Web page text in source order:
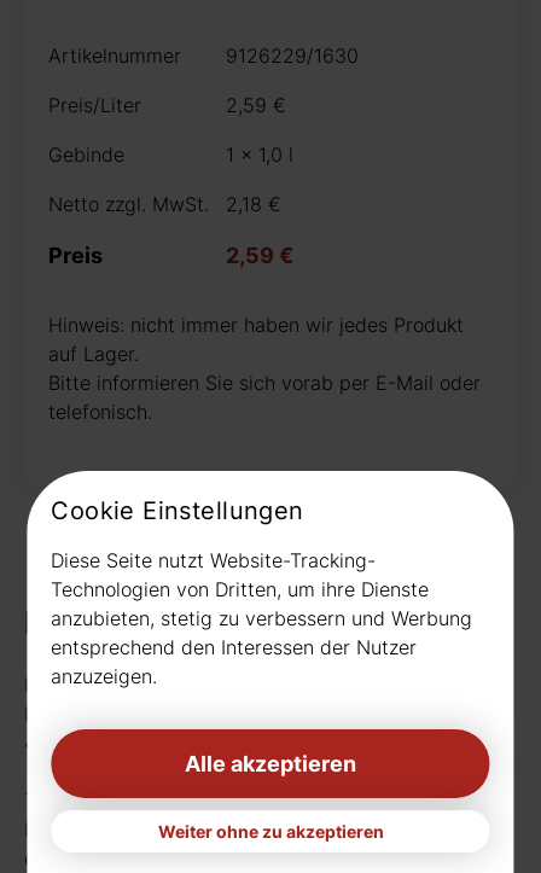
Artikelnummer 9126229/1630
Preis/Liter 2,59 €
Gebinde 1 x 1,0 l
Netto zzgl. MwSt. 2,18 €
Preis 2,59 €
Hinweis: nicht immer haben wir jedes Produkt
auf Lager.
Bitte informieren Sie sich vorab per E-Mail oder
telefonisch.
Kontakt
Rudat GmbH
Borussiastr. 26
44149 Dortmund
Telefon:0231 656677
Fax: 0231 656990
eMail:info[at]rudat-gmbh.de
Cookie Einstellungen
Diese Seite nutzt Website-Tracking-
Technologien von Dritten, um ihre Dienste
anzubieten, stetig zu verbessern und Werbung
entsprechend den Interessen der Nutzer
anzuzeigen.
Alle akzeptieren
Weiter ohne zu akzeptieren